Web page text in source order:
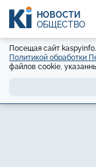
НОВОСТИ
ОБЩЕСТВО
Посещая сайт
Политикой обработки
файлов cookie,